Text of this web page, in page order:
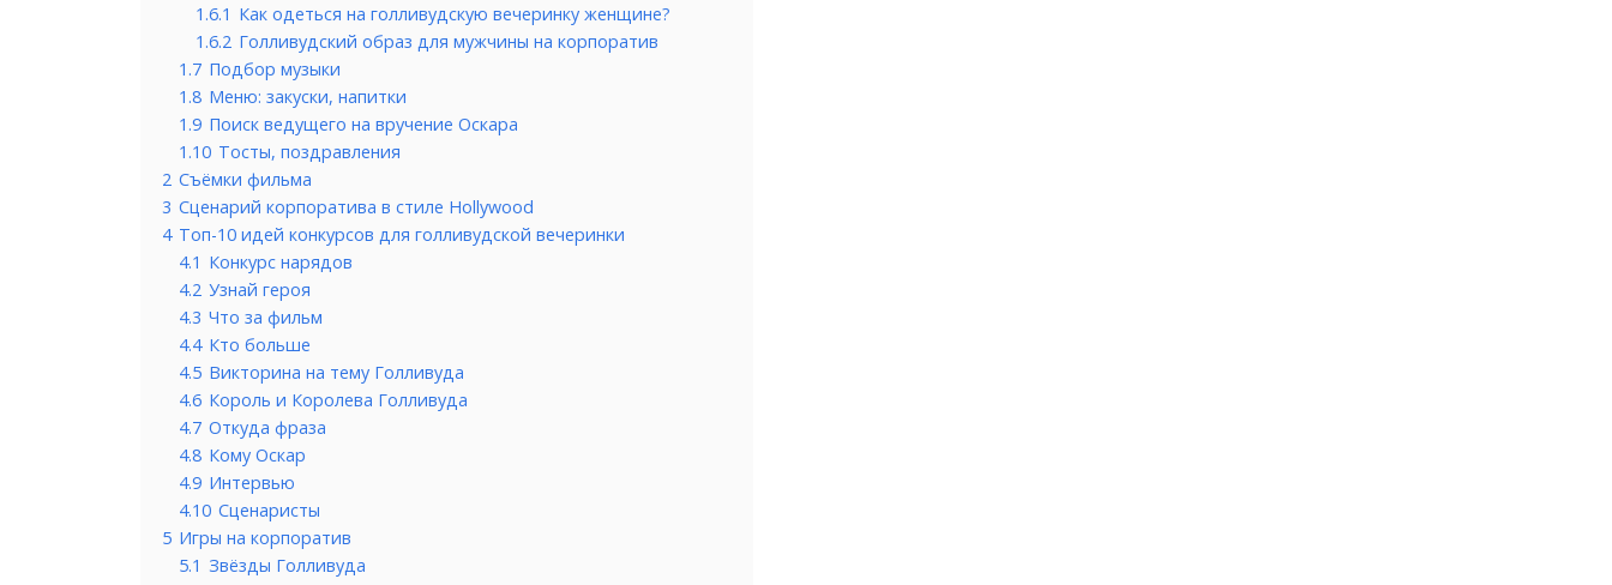
1.6.1 Как одеться на голливудскую вечеринку женщине?
1.6.2 Голливудский образ для мужчины на корпоратив
1.7 Подбор музыки
1.8 Меню: закуски, напитки
1.9 Поиск ведущего на вручение Оскара
1.10 Тосты, поздравления
2 Съёмки фильма
3 Сценарий корпоратива в стиле Hollywood
4 Топ-10 идей конкурсов для голливудской вечеринки
4.1 Конкурс нарядов
4.2 Узнай героя
4.3 Что за фильм
4.4 Кто больше
4.5 Викторина на тему Голливуда
4.6 Король и Королева Голливуда
4.7 Откуда фраза
4.8 Кому Оскар
4.9 Интервью
4.10 Сценаристы
5 Игры на корпоратив
5.1 Звёзды Голливуда